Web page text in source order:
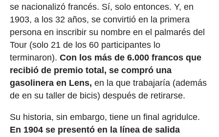
se nacionalizó francés. Sí, solo entonces. Y, en
1903, a los 32 años, se convirtió en la primera
persona en inscribir su nombre en el palmarés del
Tour (solo 21 de los 60 participantes lo
terminaron). Con los más de 6.000 francos que
recibió de premio total, se compró una
gasolinera en Lens, en la que trabajaría (además
de en su taller de bicis) después de retirarse.
Su historia, sin embargo, tiene un final agridulce.
En 1904 se presentó en la línea de salida